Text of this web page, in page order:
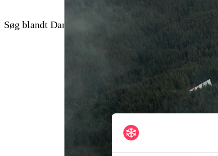
Søg blandt Danmarks største udvalg af skirejser til